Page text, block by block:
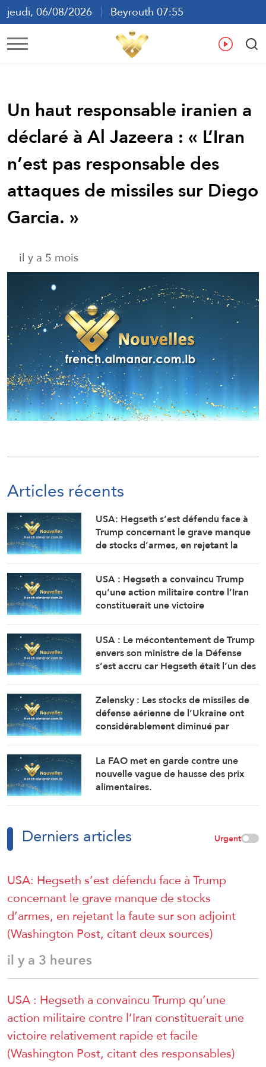
jeudi, 06/08/2026
Beyrouth 07:55
ع
Un haut responsable iranien a
déclaré à Al Jazeera : « L’Iran
n’est pas responsable des
attaques de missiles sur Diego
Garcia. »
il y a 5 mois
Articles récents
USA: Hegseth s’est défendu face à
Trump concernant le grave manque
de stocks d’armes, en rejetant la
Post, citant deux sources)
USA : Hegseth a convaincu Trump
qu’une action militaire contre l’Iran
constituerait une victoire
(Washington Post, citant des
responsables)
USA : Le mécontentement de Trump
envers son ministre de la Défense
s’est accru car Hegseth était l’un des
militaire contre l’Iran ( Washington
Post, citant des responsables)
Zelensky : Les stocks de missiles de
défense aérienne de l’Ukraine ont
considérablement diminué par
La FAO met en garde contre une
nouvelle vague de hausse des prix
alimentaires.
Derniers articles Urgent
USA: Hegseth s’est défendu face à Trump
concernant le grave manque de stocks
d’armes, en rejetant la faute sur son adjoint
(Washington Post, citant deux sources)
il y a 3 heures
USA : Hegseth a convaincu Trump qu’une
action militaire contre l’Iran constituerait une
victoire relativement rapide et facile
(Washington Post, citant des responsables)